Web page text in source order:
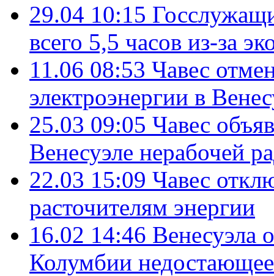
29.04 10:15
всего 5,5 часов из-за
11.06 08:53 Чавес
электроэнергии в
25.03 09:05 Чавес
Венесуэле нерабочей
22.03 15:09 Чавес
расточителям энергии
16.02 14:46 Венесуэла
Колумбии недостающее